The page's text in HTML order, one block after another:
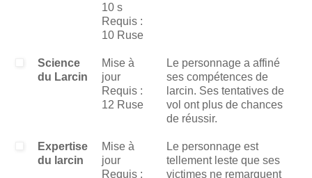
10 s
Requis :
10 Ruse
Science
du Larcin
Mise à
jour
Requis :
12 Ruse
Le personnage a affiné
ses compétences de
larcin. Ses tentatives de
vol ont plus de chances
de réussir.
Expertise
du larcin
Mise à
jour
Requis :
Le personnage est
tellement leste que ses
victimes ne remarquent